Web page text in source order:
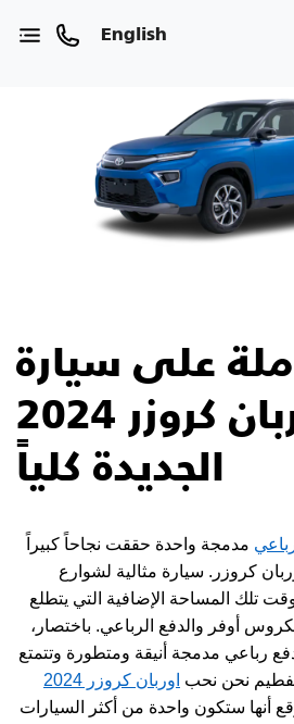
English
على سيارة
تويوتا اوربان كروزر 2024
الجديدة كلياً
مدمجة واحدة حققت نجاحاً كبيراً
كروزر. سيارة مثالية لشوارع
تلك المساحة الإضافية التي يتطلع
أوفر والدفع الرباعي. باختصار،
رباعي مدمجة أنيقة ومتطورة وتتمتع
نحن نحب اوربان كروزر 2024
أنها ستكون واحدة من أكثر السيارات